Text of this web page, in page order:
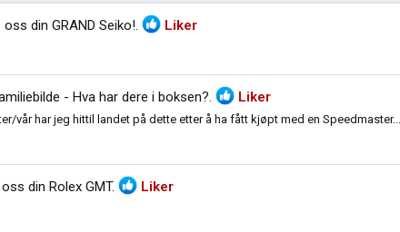
oss din GRAND Seiko!. Liker
- Hva har dere i boksen?. Liker
vår har jeg hittil landet på dette etter å ha fått kjøpt med en Speedmaster...
din Rolex GMT. Liker